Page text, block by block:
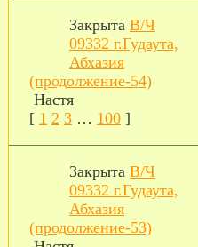
Закрыта В/Ч
09332 г.Гудаута,
Абхазия
(продолжение-54)
Настя
[ 1 2 3 … 100 ]
Закрыта В/Ч
09332 г.Гудаута,
Абхазия
(продолжение-53)